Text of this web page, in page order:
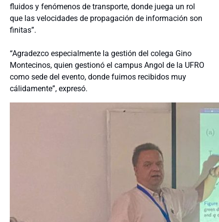
fluidos y fenómenos de transporte, donde juega un rol
que las velocidades de propagación de información son
finitas”.
“Agradezco especialmente la gestión del colega Gino
Montecinos, quien gestionó el campus Angol de la UFRO
como sede del evento, donde fuimos recibidos muy
cálidamente”, expresó.